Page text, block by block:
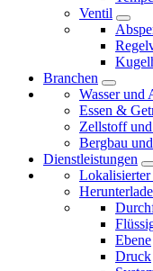
Ventil
Branchen
Wasser und
Essen &
Zellstoff
Bergbau
Dienstleistungen
Lokalisierter
Ebene
Druck